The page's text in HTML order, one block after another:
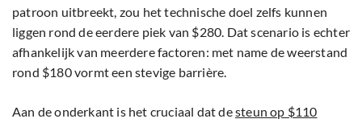
patroon uitbreekt, zou het technische doel zelfs kunnen
liggen rond de eerdere piek van $280. Dat scenario is echter
afhankelijk van meerdere factoren: met name de weerstand
rond $180 vormt een stevige barrière.
Aan de onderkant is het cruciaal dat desteun op $110